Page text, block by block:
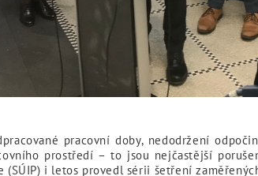
pracovní doby, nedodržení
prostředí – to jsou nejčastější
i letos provedl sérii šetření